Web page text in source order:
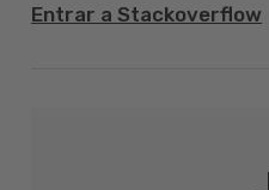
Entrar a Stackoverflow